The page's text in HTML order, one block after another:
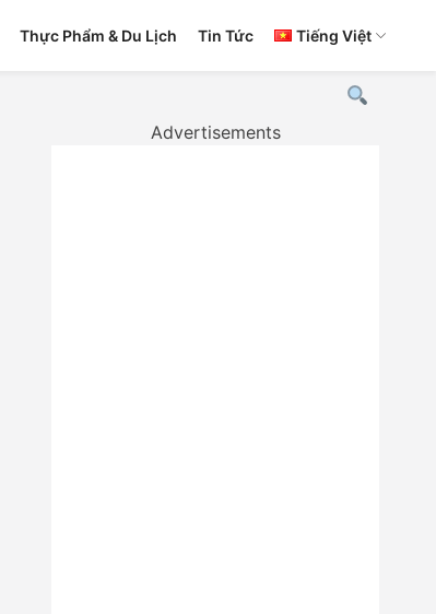
Thực Phẩm & Du Lịch Tin Tức Tiếng Việt
Advertisements